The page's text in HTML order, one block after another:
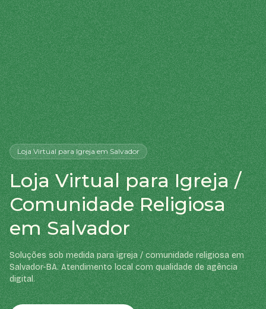
Loja Virtualpara Igrejaem Salvador
Loja Virtual para Igreja /
Comunidade Religiosa
em Salvador
Soluções sob medida para igreja / comunidade religiosa em
Salvador-BA. Atendimento local com qualidade de agência
digital.